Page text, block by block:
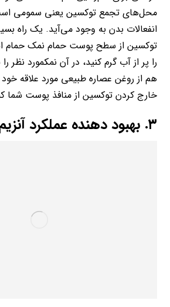
محل‌های تجمع توکسین یعنی سمومی
انفعالات‌ بدن به وجود می‌آید. یک راه
توکسین از سطح پوست حمام نمک حمام
را پر از آب گرم کنید، در آن نمکمورد نظر
هم از روغن عصاره طبیعی مورد علاقه خود
خارج کردن توکسین از منافذ پوست شما
۳. بهبود دهنده عملکرد آنزیم‌ها